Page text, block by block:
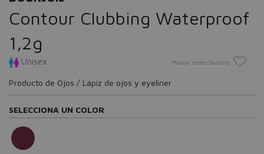
Contour Clubbing Waterproof
1,2g
Unisex Marcar como favorito
Producto de Ojos / Lápiz de ojos y eyeliner
SELECCIONA UN COLOR